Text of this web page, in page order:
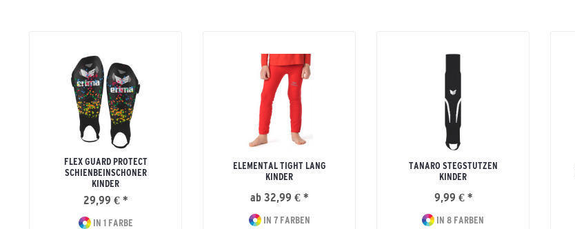
FLEX GUARD PROTECT
SCHIENBEINSCHONER
KINDER
29,99 € *
IN 1 FARBE
ELEMENTAL TIGHT LANG
KINDER
ab 32,99 € *
IN 7 FARBEN
TANARO STEGSTUTZEN
KINDER
9,99 € *
IN 8 FARBEN